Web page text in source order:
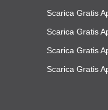
Scarica Gratis
Scarica Gratis
Scarica Gratis
Scarica Gratis